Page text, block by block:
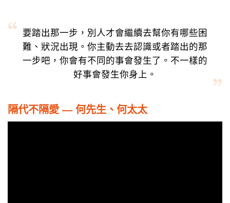
要踏出那一步，別人才會繼續去幫你有哪些困
難、狀況出現。你主動去去認識或者踏出的那
一步吧，你會有不同的事會發生了。不一樣的
好事會發生你身上。
隔代不隔愛 — 何先生、何太太